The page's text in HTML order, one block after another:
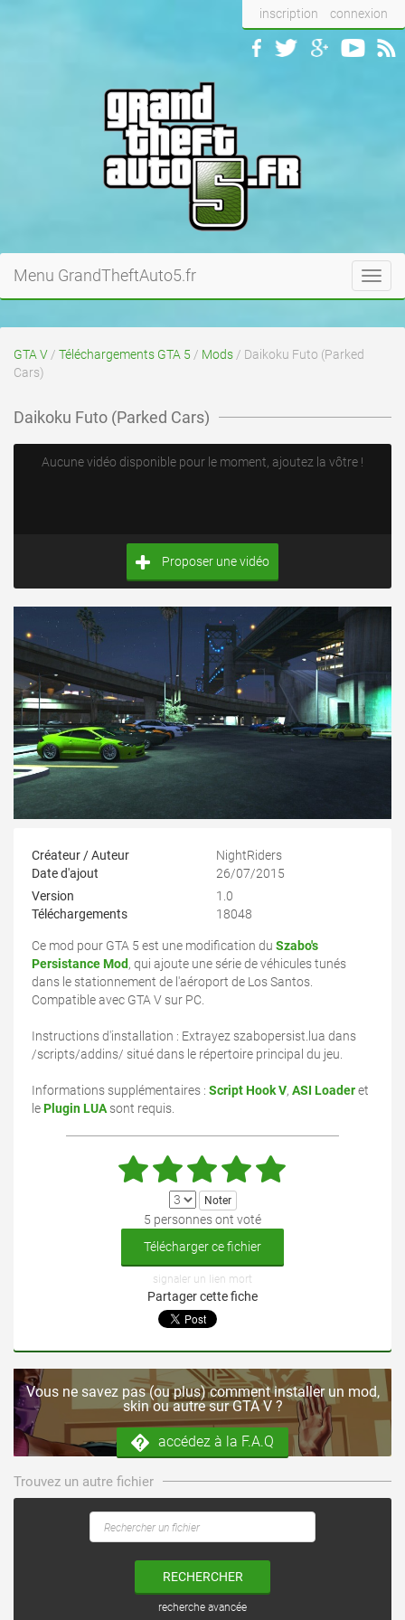
inscription connexion
Menu GrandTheftAuto5.fr
GTA V / Téléchargements GTA 5 / Mods / Daikoku Futo (Parked
Cars)
Daikoku Futo (Parked Cars)
Aucune vidéo disponible pour le moment, ajoutez la vôtre !
Proposer une vidéo
Créateur / Auteur
NightRiders
Date d'ajout
26/07/2015
Version
1.0
Téléchargements
18048
Ce mod pour GTA 5 est une modification du Szabo's
Persistance Mod, qui ajoute une série de véhicules tunés
dans le stationnement de l'aéroport de Los Santos.
Compatible avec GTA V sur PC.
Instructions d'installation : Extrayez szabopersist.lua dans
/scripts/addins/ situé dans le répertoire principal du jeu.
Informations supplémentaires : Script Hook V, ASI Loaderet
lePlugin LUA sont requis.
5 personnes ont voté
Télécharger ce fichier
signaler un lien mort
Partager cette fiche
Vous ne savez pas (ou plus) comment installer un mod,
skin ou autre sur GTA V ?
accédez à la F.A.Q
Trouvez un autre fichier
RECHERCHER
recherche avancée